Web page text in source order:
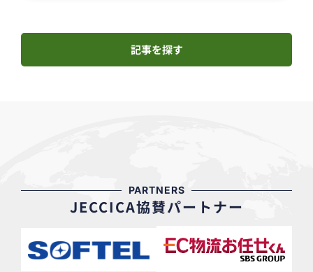
記事を探す
PARTNERS
JECCICA協賛パートナー